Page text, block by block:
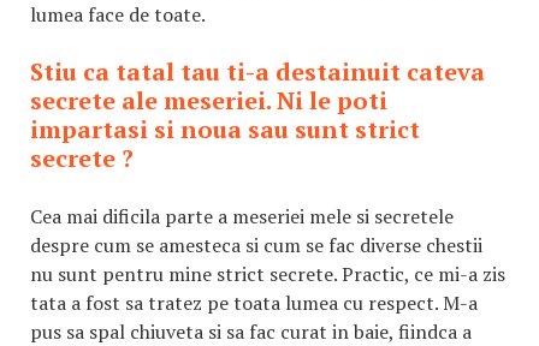
lumea face de toate.
Stiu ca tatal tau ti-a destainuit cateva
secrete ale meseriei. Ni le poti
impartasi si noua sau sunt strict
secrete ?
Cea mai dificila parte a meseriei mele si secretele
despre cum se amesteca si cum se fac diverse chestii
nu sunt pentru mine strict secrete. Practic, ce mi-a zis
tata a fost sa tratez pe toata lumea cu respect. M-a
pus sa spal chiuveta si sa fac curat in baie, fiindca a